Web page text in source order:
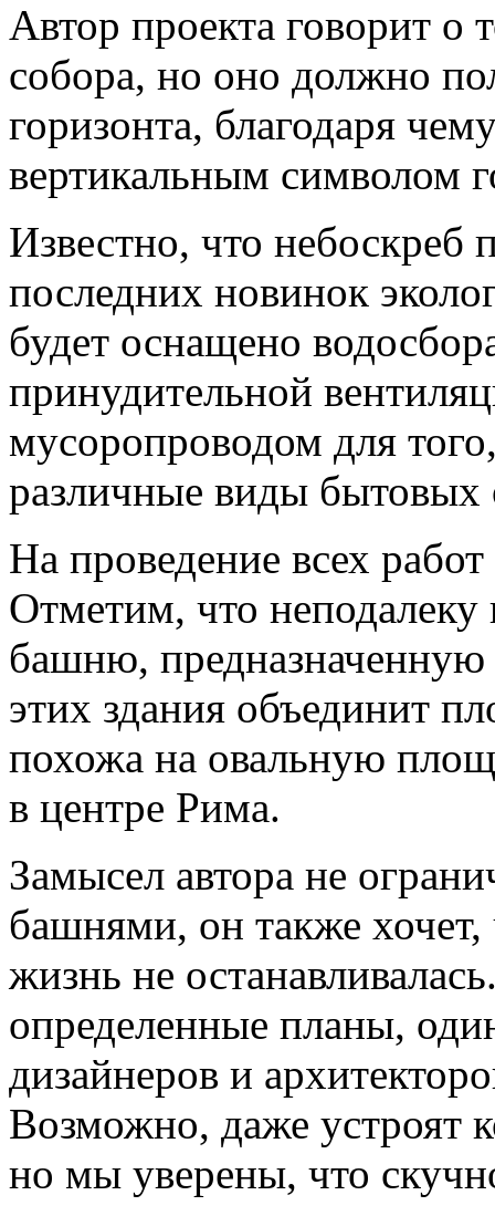
Автор проекта говорит о
собора, но оно должно
горизонта, благодаря
вертикальным символом
Известно, что небоскреб
последних новинок
будет оснащено
принудительной
мусоропроводом для
различные виды бытовых
На проведение всех
Отметим, что неподалеку
башню,
этих здания объединит
похожа на овальную
в центре Рима.
Замысел автора не
башнями, он также
жизнь не
определенные планы,
дизайнеров и
Возможно, даже устроят
но мы уверены, что